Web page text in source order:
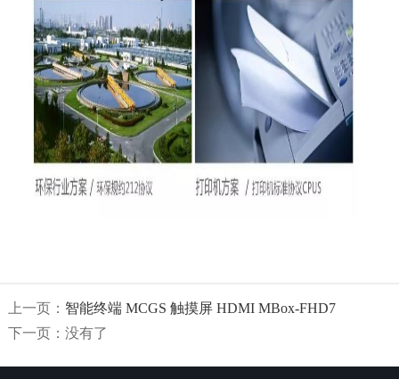
上一页： 智能终端 MCGS 触摸屏 HDMI MBox-FHD7
下一页： 没有了